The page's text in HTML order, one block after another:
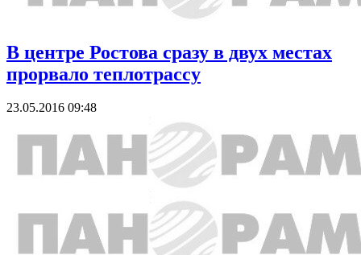
В центре Ростова сразу в двух местах
прорвало теплотрассу
23.05.2016 09:48